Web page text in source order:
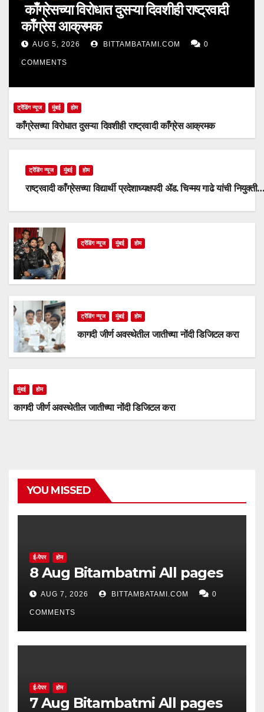
काँग्रेसच्या विरोधात दुसऱ्या दिवशीही राष्ट्रवादी
काँग्रेस आक्रमक
AUG 5, 2026 BITTAMBATAMI.COM 0
COMMENTS
ट्रेंडिंग न्यूज मुंबई होम
काँग्रेसच्या विरोधात दुसऱ्या दिवशीही राष्ट्रवादी काँग्रेस आक्रमक
ट्रेंडिंग न्यूज मुंबई होम
राष्ट्रवादी काँग्रेसच्या विद्यार्थी प्रदेशाध्यक्षपदी ॲड. चिन्मय गाढे यांची नियुक्ती…
ट्रेंडिंग न्यूज मुंबई होम
ट्रेंडिंग न्यूज मुंबई होम
कागदी जीर्ण अवस्थेतील जातीच्या नोंदी डिजिटल करा
मुंबई होम
कागदी जीर्ण अवस्थेतील जातीच्या नोंदी डिजिटल करा
YOU MISSED
ई-पेपर होम
8 Aug Bitambatmi All pages
AUG 7, 2026 BITTAMBATAMI.COM 0
COMMENTS
ई-पेपर होम
7 Aug Bitambatmi All pages